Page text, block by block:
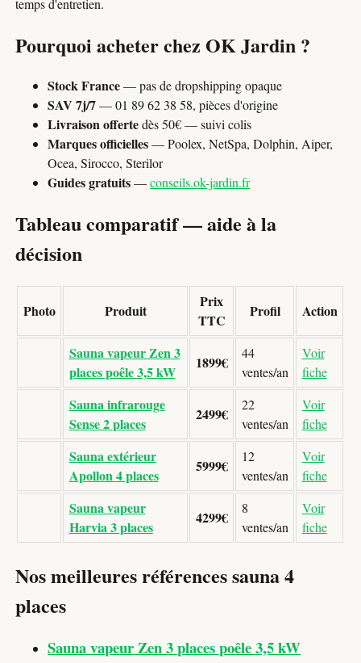
temps d'entretien.
Pourquoi acheter chez OK Jardin ?
Stock France— pas de dropshipping opaque
SAV 7j/7— 01 89 62 38 58, pièces d'origine
Livraison offertedès 50€ — suivi colis
Marques officielles— Poolex, NetSpa, Dolphin, Aiper,
Ocea, Sirocco, Sterilor
Guides gratuits—conseils.ok-jardin.fr
Tableau comparatif — aide à la
décision
Photo Produit
Prix
TTC
Profil Action
Sauna vapeur Zen 3
places poêle 3,5 kW
1899€
44
ventes/an
Voir
fiche
Sauna infrarouge
Sense 2 places
2499€
22
ventes/an
Voir
fiche
Sauna extérieur
Apollon 4 places
5999€
12
ventes/an
Voir
fiche
Sauna vapeur
Harvia 3 places
4299€
8
ventes/an
Voir
fiche
Nos meilleures références sauna 4
places
Sauna vapeur Zen 3 places poêle 3,5 kW